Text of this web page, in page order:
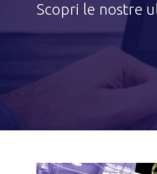
Scopri le nostre